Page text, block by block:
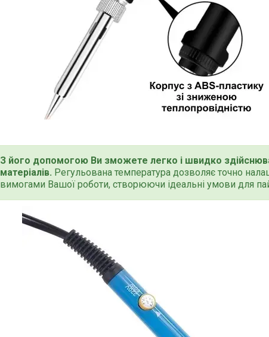
З його допомогою Ви зможете легко і швидко
матеріалів. Регульована температура дозволяє точно
вимогами Вашої роботи, створюючи ідеальні умови для